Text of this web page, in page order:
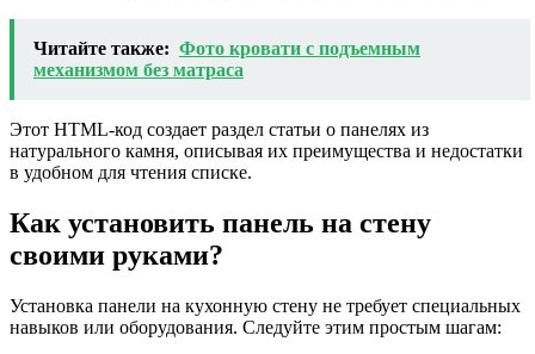
Читайте также: Фото кровати с подъемным
механизмом без матраса
Этот HTML-код создает раздел статьи о панелях из
натурального камня, описывая их преимущества и недостатки
в удобном для чтения списке.
Как установить панель на стену
своими руками?
Установка панели на кухонную стену не требует специальных
навыков или оборудования. Следуйте этим простым шагам: